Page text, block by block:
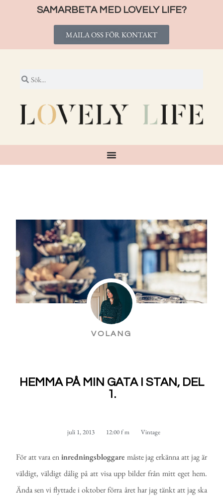
SAMARBETA MED LOVELY LIFE?
MAILA OSS FÖR KONTAKT
VOLANG
HEMMA PÅ MIN GATA I STAN, DEL
1.
juli 1, 2013 12:00 f m Vintage
För att vara eninredningsbloggare måste jag erkänna att jag är
väldigt, väldigt dålig på att visa upp bilder från mitt eget hem.
Ända sen vi flyttade i oktober förra året har jag tänkt att jag ska